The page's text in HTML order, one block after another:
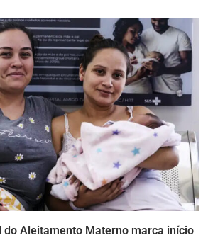
do Aleitamento Materno marca início